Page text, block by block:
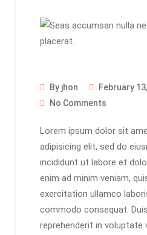
By jhon
February
No Comments
Lorem ipsum dolor sit
adipisicing elit, sed do
incididunt ut labore et
enim ad minim veniam,
exercitation ullamco
commodo consequat.
reprehenderit in voluptate